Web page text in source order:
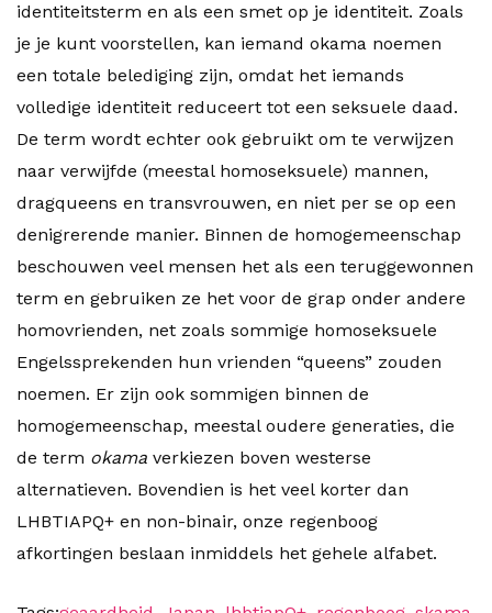
identiteitsterm en als een smet op je identiteit. Zoals
je je kunt voorstellen, kan iemand okama noemen
een totale belediging zijn, omdat het iemands
volledige identiteit reduceert tot een seksuele daad.
De term wordt echter ook gebruikt om te verwijzen
naar verwijfde (meestal homoseksuele) mannen,
dragqueens en transvrouwen, en niet per se op een
denigrerende manier. Binnen de homogemeenschap
beschouwen veel mensen het als een teruggewonnen
term en gebruiken ze het voor de grap onder andere
homovrienden, net zoals sommige homoseksuele
Engelssprekenden hun vrienden “queens” zouden
noemen. Er zijn ook sommigen binnen de
homogemeenschap, meestal oudere generaties, die
de term okama verkiezen boven westerse
alternatieven. Bovendien is het veel korter dan
LHBTIAPQ+ en non-binair, onze regenboog
afkortingen beslaan inmiddels het gehele alfabet.